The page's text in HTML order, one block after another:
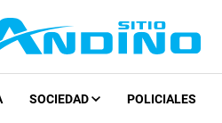
SOCIEDAD POLICIALES